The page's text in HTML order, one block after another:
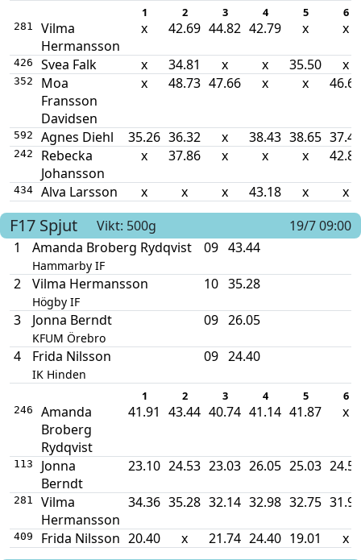
1 2 3 4 5 6
281
Vilma
Hermansson
x 42.69 44.82 42.79 x x
426 Svea Falk x 34.81 x x 35.50 x
352
Moa
Fransson
Davidsen
x 48.73 47.66 x x 46.63
592 Agnes Diehl 35.26 36.32 x 38.43 38.65 37.40
242
Rebecka
Johansson
x 37.86 x x x 42.80
434 Alva Larsson x x x 43.18 x x
F17 Spjut Vikt: 500g
19/7 09:00
1
Amanda Broberg Rydqvist
Hammarby IF
09 43.44
2 Vilma Hermansson
Högby IF
10 35.28
3 Jonna Berndt
KFUM Örebro
09 26.05
4 Frida Nilsson
IK Hinden
09 24.40
1 2 3 4 5 6
246
Amanda
Broberg
Rydqvist
41.91 43.44 40.74 41.14 41.87 x
113
Jonna
Berndt
23.10 24.53 23.03 26.05 25.03 24.52
281
Vilma
Hermansson
34.36 35.28 32.14 32.98 32.75 31.99
409 Frida Nilsson 20.40 x 21.74 24.40 19.01 x